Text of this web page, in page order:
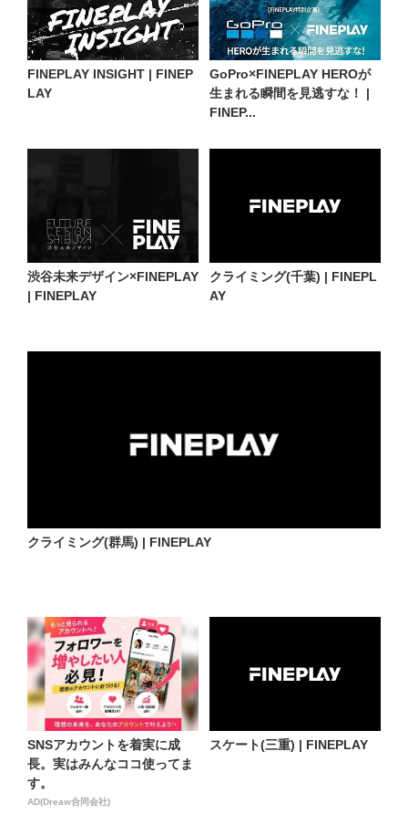
FINEPLAY INSIGHT | FINEP
LAY
GoPro×FINEPLAY HEROが
生まれる瞬間を見逃すな！ |
FINEP...
渋谷未来デザイン×FINEPLAY
| FINEPLAY
クライミング(千葉) | FINEPL
AY
クライミング(群馬) | FINEPLAY
SNSアカウントを着実に成
長。実はみんなココ使ってま
す。
AD(Dreaw合同会社)
スケート(三重) | FINEPLAY